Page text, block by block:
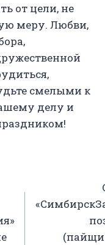
от цели, не
меру. Любви,
смелыми к
делу и